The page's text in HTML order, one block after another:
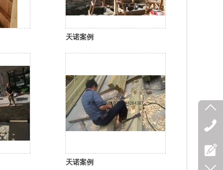
天诺案例
天诺案例